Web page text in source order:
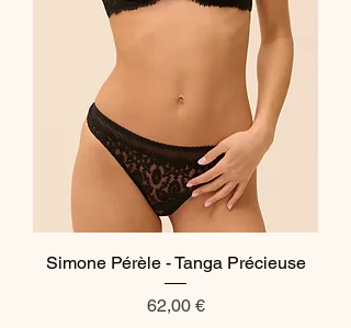
Simone Pérèle - Tanga Précieuse
Price
62,00 €